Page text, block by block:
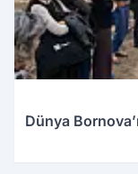
Dünya